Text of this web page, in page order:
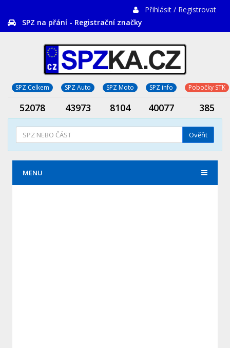
Přihlásit / Registrovat
SPZ na přání - Registrační značky
SPZ Celkem SPZ Auto SPZ Moto SPZ info Pobočky STK
52078 43973 8104 40077 385
Ověřit
MENU